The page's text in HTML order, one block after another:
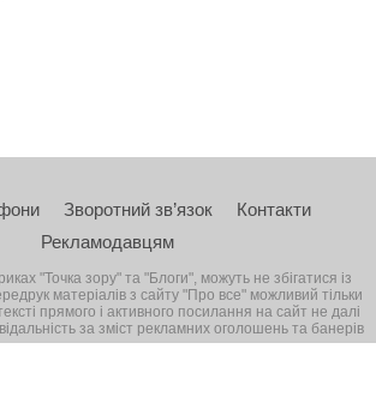
Зворотний зв’язок
Контакти
Рекламодавцям
"Точка зору" та "Блоги", можуть не збігатися із
матеріалів з сайту "Про все" можливий тільки
прямого і активного посилання на сайт не далі
за зміст рекламних оголошень та банерів